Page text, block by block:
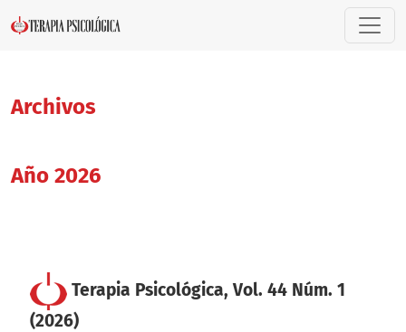
Archivos
Año 2026
Terapia Psicológica, Vol. 44 Núm. 1
(2026)